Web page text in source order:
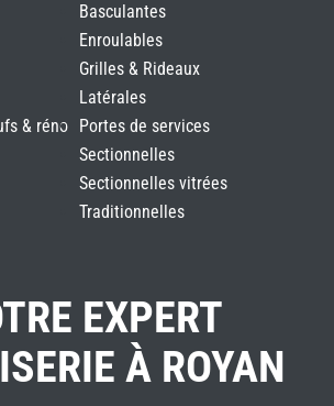
& réno
Basculantes
Enroulables
Grilles & Rideaux
Latérales
Portes de services
Sectionnelles
Sectionnelles vitrées
Traditionnelles
EXPERT
À ROYAN